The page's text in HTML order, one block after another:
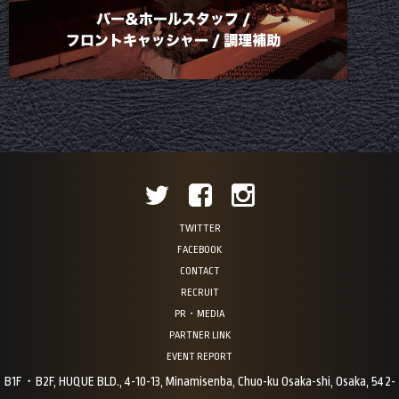
TWITTER
FACEBOOK
CONTACT
RECRUIT
PR・MEDIA
PARTNER LINK
EVENT REPORT
B1F・B2F, HUQUE BLD., 4-10-13, Minamisenba, Chuo-ku Osaka-shi, Osaka, 542-